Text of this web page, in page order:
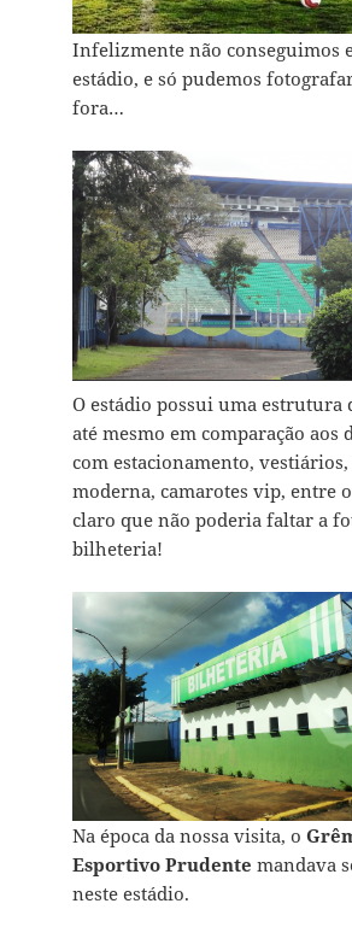
Infelizmente não conseguimos
estádio, e só pudemos
fora…
O estádio possui uma estrutura
até mesmo em comparação aos
com estacionamento,
moderna, camarotes vip, entre
claro que não poderia faltar a
bilheteria!
Na época da nossa visita, o
Esportivo Prudente mandava
neste estádio.